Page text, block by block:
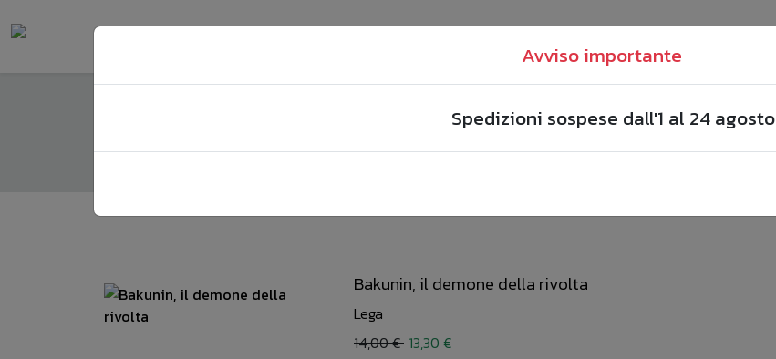
Home Borsa acquisti
Bakunin, il demone della rivolta
Lega
14,00 € 13,30 €
Avviso importante
Spedizioni sospese dall'1 al 24 agosto